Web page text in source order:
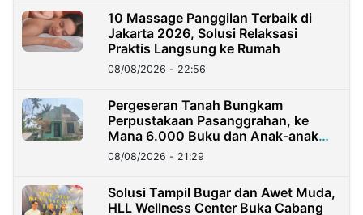
10 Massage Panggilan Terbaik di
Jakarta 2026, Solusi Relaksasi
Praktis Langsung ke Rumah
08/08/2026 - 22:56
Pergeseran Tanah Bungkam
Perpustakaan Pasanggrahan, ke
Mana 6.000 Buku dan Anak-anak
Kini?
08/08/2026 - 21:29
Solusi Tampil Bugar dan Awet Muda,
HLL Wellness Center Buka Cabang